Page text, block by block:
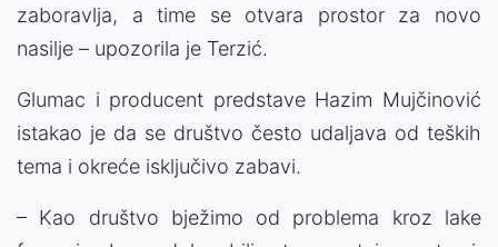
zaboravlja, a time se otvara prostor za novo
nasilje – upozorila je Terzić.
Glumac i producent predstave Hazim Mujčinović
istakao je da se društvo često udaljava od teških
tema i okreće isključivo zabavi.
– Kao društvo bježimo od problema kroz lake